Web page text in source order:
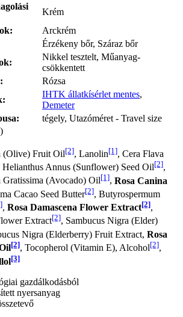
Krém
Arckrém
Érzékeny bőr, Száraz bőr
Nikkel tesztelt, Műanyag-
csökkentett
Rózsa
IHTK állatkísérlet mentes,
Demeter
tégely, Utazóméret - Travel size
(Olive) Fruit Oil[2], Lanolin[1], Cera Flava
Helianthus Annus (Sunflower) Seed Oil[2],
Gratissima (Avocado) Oil[1], Rosa Canina
Cacao Seed Butter[2], Butyrospermum
, Rosa Damascena Flower Extract[2],
Extract[2], Sambucus Nigra (Elder)
Nigra (Elderberry) Fruit Extract, Rosa
[2], Tocopherol (Vitamin E), Alcohol[2],
[3]
gazdálkodásból
nyersanyag